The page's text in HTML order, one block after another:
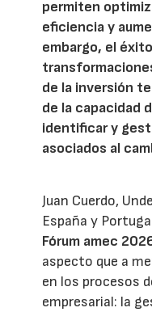
permiten
eficiencia y
embargo, el
de la inversión
de la capacidad
identificar y
asociados al
Juan Cuerdo,
España y
Fórum amec
aspecto que a
en los procesos
empresarial: la